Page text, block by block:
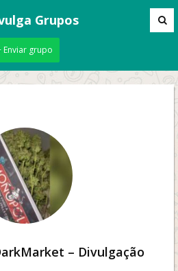
Grupos
Enviar grupo
– Divulgação